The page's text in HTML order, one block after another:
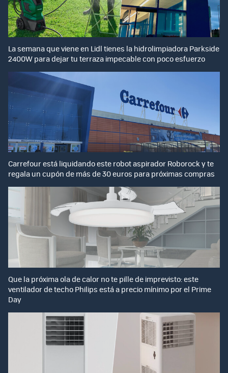
La semana que viene en Lidl tienes la hidrolimpiadora Parkside
2400W para dejar tu terraza impecable con poco esfuerzo
Carrefour está liquidando este robot aspirador Roborock y te
regala un cupón de más de 30 euros para próximas compras
Que la próxima ola de calor no te pille de imprevisto: este
ventilador de techo Philips está a precio mínimo por el Prime
Day